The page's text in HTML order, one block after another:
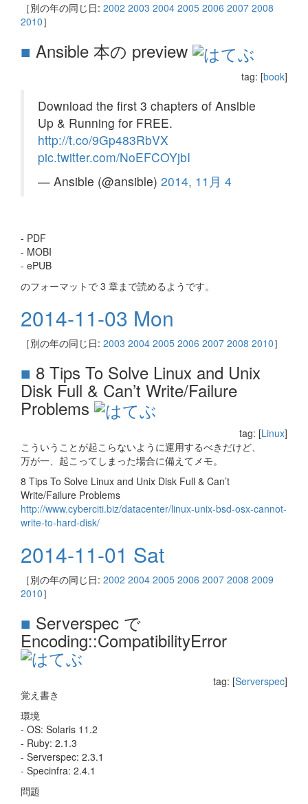
［別の年の同じ日: 2002 2003 2004 2005 2006 2007 2008
2010］
■ Ansible 本の preview
tag: [book]
Download the first 3 chapters of Ansible
Up & Running for FREE.
http://t.co/9Gp483RbVX
pic.twitter.com/NoEFCOYjbI
— Ansible (@ansible) 2014, 11月 4
- PDF
- MOBI
- ePUB
のフォーマットで 3 章まで読めるようです。
2014-11-03 Mon
［別の年の同じ日: 2003 2004 2005 2006 2007 2008 2010］
■ 8 Tips To Solve Linux and Unix
Disk Full & Can’t Write/Failure
Problems
tag: [Linux]
こういうことが起こらないように運用するべきだけど、
万が一、起こってしまった場合に備えてメモ。
8 Tips To Solve Linux and Unix Disk Full & Can’t
Write/Failure Problems
http://www.cyberciti.biz/datacenter/linux-unix-bsd-osx-cannot-
write-to-hard-disk/
2014-11-01 Sat
［別の年の同じ日: 2002 2004 2005 2006 2007 2008 2009
2010］
■ Serverspec で
Encoding::CompatibilityError
tag: [Serverspec]
覚え書き
環境
- OS: Solaris 11.2
- Ruby: 2.1.3
- Serverspec: 2.3.1
- Specinfra: 2.4.1
問題